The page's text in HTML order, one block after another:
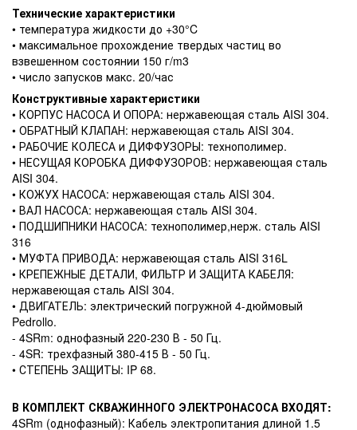
Технические характеристики
• температура жидкости до +30°C
• максимальное прохождение твердых частиц во
взвешенном состоянии 150 г/m3
• число запусков макс. 20/час
Конструктивные характеристики
• КОРПУС НАСОСА И ОПОРА: нержавеющая сталь AISI 304.
• ОБРАТНЫЙ КЛАПАН: нержавеющая сталь AISI 304.
• РАБОЧИЕ КОЛЕСА и ДИФФУЗОРЫ: технополимер.
• НЕСУЩАЯ КОРОБКА ДИФФУЗОРОВ: нержавеющая сталь
AISI 304.
• КОЖУХ НАСОСА: нержавеющая сталь AISI 304.
• ВАЛ НАСОСА: нержавеющая сталь AISI 304.
• ПОДШИПНИКИ НАСОСА: технополимер,нерж. сталь AISI
316
• МУФТА ПРИВОДА: нержавеющая сталь AISI 316L
• КРЕПЕЖНЫЕ ДЕТАЛИ, ФИЛЬТР И ЗАЩИТА КАБЕЛЯ:
нержавеющая сталь AISI 304.
• ДВИГАТЕЛЬ: электрический погружной 4-дюймовый
Pedrollo.
- 4SRm: однофазный 220-230 В - 50 Гц.
- 4SR: трехфазный 380-415 В - 50 Гц.
• СТЕПЕНЬ ЗАЩИТЫ: IP 68.
В КОМПЛЕКТ СКВАЖИННОГО ЭЛЕКТРОНАСОСА ВХОДЯТ:
4SRm (однофазный): Кабель электропитания длиной 1.5